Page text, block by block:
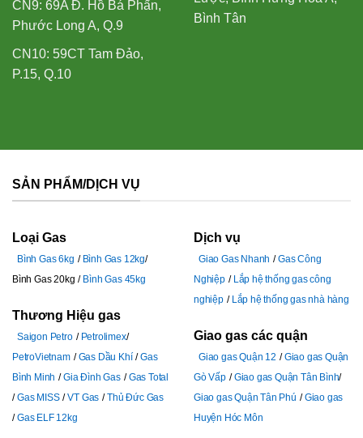
CN9: 69A Đ. Hồ Bá Phấn,
Phước Long A, Q.9
CN10: 59CT Tam Đảo,
P.15, Q.10
Bình Tân
SẢN PHẨM/DỊCH VỤ
Loại Gas
Bình Gas 6kg
Bình Gas 12kg
Bình Gas 20kg
Bình Gas 45kg
Thương Hiệu gas
Saigon Petro
Petrolimex
PetroVietnam
Gas Dầu Khí
Gas
Bình Minh
Gia Đình Gas
Gas Total
Gas MISS
VT Gas
Thủ Đức Gas
Gas ELF 12kg
Dịch vụ
Giao Gas Nhanh
Gas Công
Nghiệp
Lắp hệ thống gas công
nghiệp
Lắp hệ thống gas nhà hàng
Giao gas các quận
Giao gas Quận 12
Giao gas Quận
Gò Vấp
Giao gas Quận Tân Bình
Giao gas Quận Tân Phú
Giao gas
Huyện Hóc Môn